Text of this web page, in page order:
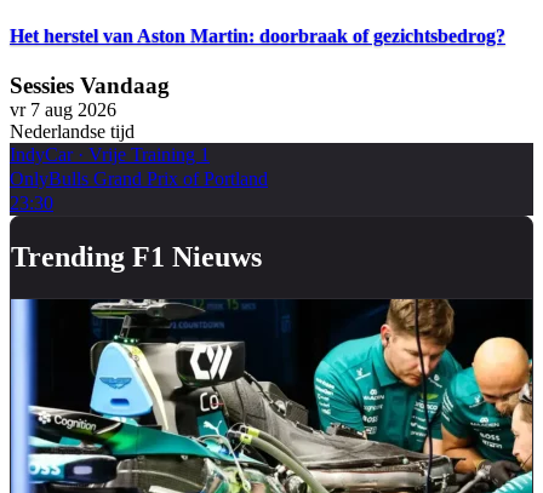
Het herstel van Aston Martin: doorbraak of gezichtsbedrog?
Sessies Vandaag
vr 7 aug 2026
Nederlandse tijd
IndyCar· Vrije Training 1
OnlyBulls Grand Prix of Portland
23:30
Trending F1 Nieuws